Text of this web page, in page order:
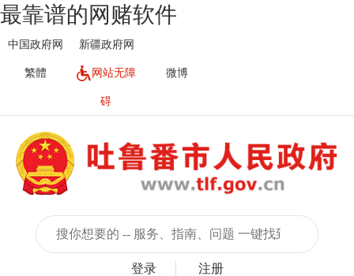
最靠谱的网赌软件
中国政府网 新疆政府网
繁體 网站无障
碍
微博
登录 注册